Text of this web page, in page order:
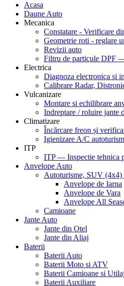
Acasa
Daune Auto
Mecanica
Constatare - Verificare
Geometrie roti - reglare
Revizii auto
Filtru de particule DPF
Electrica
Diagnoza electronica si
Calibrare Radar,
Vulcanizare
Montare si echilibrare
Indreptare / roluire jante
Climatizare
Încărcare freon și
Igienizare A/C
ITP
ITP — Inspectie tehnica
Anvelope Auto
Autoturisme, SUV (4x4)
Anvelope de Iarna
Anvelope de Vara
Anvelope All
Camioane
Jante Auto
Jante din Otel
Jante din Aliaj
Baterii
Baterii Auto
Baterii Moto si ATV
Baterii Camioane si
Baterii Auxiliare